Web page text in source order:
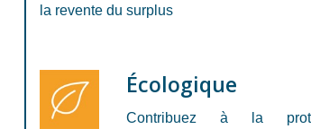
la revente du surplus
Écologique
Contribuez à la